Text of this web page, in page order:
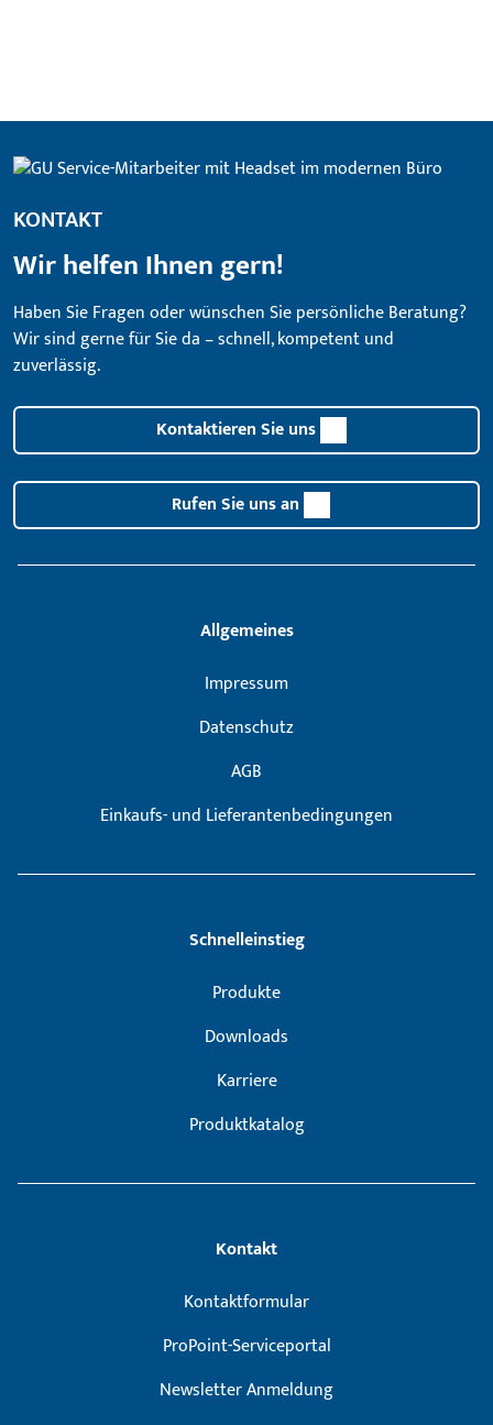
KONTAKT
Wir helfen Ihnen gern!
Haben Sie Fragen oder wünschen Sie persönliche Beratung?
Wir sind gerne für Sie da – schnell, kompetent und
zuverlässig.
Kontaktieren Sie uns
Rufen Sie uns an
Allgemeines
Impressum
Datenschutz
AGB
Einkaufs- und Lieferantenbedingungen
Schnelleinstieg
Produkte
Downloads
Karriere
Produktkatalog
Kontakt
Kontaktformular
ProPoint-Serviceportal
Newsletter Anmeldung